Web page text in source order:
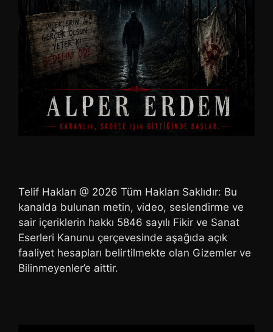
Telif Hakları @ 2026 Tüm Hakları Saklıdır: Bu
kanalda bulunan metin, video, seslendirme ve
sair içeriklerin hakkı 5846 sayılı Fikir ve Sanat
Eserleri Kanunu çerçevesinde aşağıda açık
faaliyet hesapları belirtilmekte olan Gizemler ve
Bilinmeyenler’e aittir.